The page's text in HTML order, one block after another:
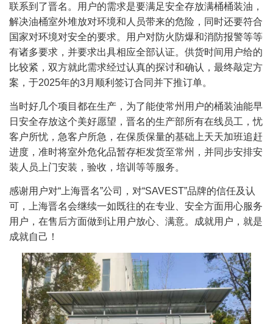
联系到了晋名。用户的需求是要满足安全存放满桶桶装油，
解决油桶室外堆放对环境和人员带来的危险，同时还要符合
国家对环境对安全的要求。用户对防火防爆和消防报警等等
有诸多要求，并要求出具相应全部认证。供货时间用户给的
比较紧，双方就此需求经过认真的探讨和确认，最终敲定方
案，于2025年的3月顺利签订合同并下推订单。
当时好几个项目都在生产，为了能使常州用户的桶装油能早
日安全存放这个美好愿望，晋名的生产部所有在线员工，忧
客户所忧，急客户所急，在保质保量的基础上天天加班追赶
进度，准时将室外危化品暂存柜发货至常州，并同步安排安
装人员上门安装，验收，培训等等服务。
感谢用户对“上海晋名”公司，对“SAVEST”品牌的信任及认
可，上海晋名会继续一如既往的在专业、安全方面用心服务
用户，在售后方面做到让用户放心、满意。成就用户，就是
成就自己！